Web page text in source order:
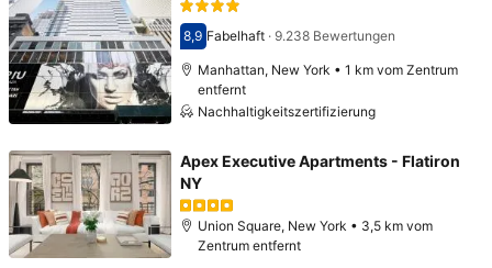
Bewertet mit 8,9
8,9 Fabelhaft· 9.238 Bewertungen
Manhattan, New York • 1 km vom Zentrum
entfernt
Nachhaltigkeitszertifizierung
Apex Executive Apartments - Flatiron
NY
Union Square, New York • 3,5 km vom
Zentrum entfernt